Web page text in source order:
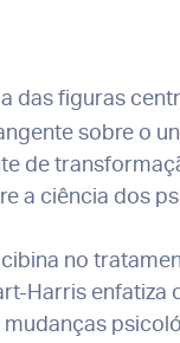
das figuras
sobre o
de
a ciência dos
no
Harris enfatiza